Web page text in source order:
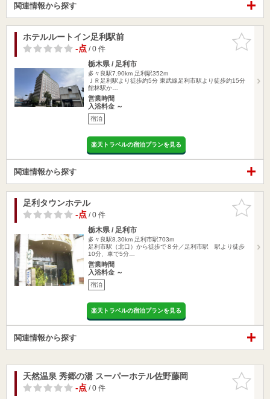
関連情報から探す
お気に入
りに追加
ホテルルートイン足利駅前
-点/ 0 件
栃木県 / 足利市
多々良駅7.90km 足利駅352m
ＪＲ足利駅より徒歩約5分 東武線足利市駅より徒歩約15分
館林駅か…
営業時間
入浴料金 ～
宿泊
楽天トラベルの宿泊プランを見る
関連情報から探す
お気に入
りに追加
足利タウンホテル
-点/ 0 件
栃木県 / 足利市
多々良駅8.30km 足利市駅703m
足利市駅（北口）から徒歩で８分／足利市駅 駅より徒歩
10分、車で5分…
営業時間
入浴料金 ～
宿泊
楽天トラベルの宿泊プランを見る
関連情報から探す
お気に入
りに追加
天然温泉 秀郷の湯 スーパーホテル佐野藤岡
-点/ 0 件